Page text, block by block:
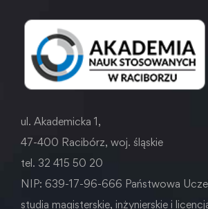
ul. Akademicka 1,
47-400 Racibórz, woj. śląskie
tel. 32 415 50 20
NIP: 639-17-96-666 Państwowa
studia magisterskie, inżynierskie i